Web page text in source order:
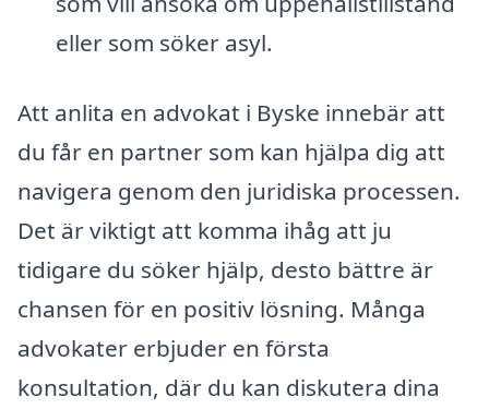
eller som söker asyl.
Att anlita en advokat i Byske innebär att
du får en partner som kan hjälpa dig att
navigera genom den juridiska processen.
Det är viktigt att komma ihåg att ju
tidigare du söker hjälp, desto bättre är
chansen för en positiv lösning. Många
advokater erbjuder en första
konsultation, där du kan diskutera dina